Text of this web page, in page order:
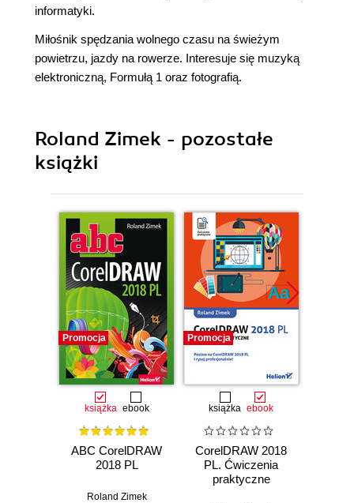
informatyki.
Miłośnik spędzania wolnego czasu na świeżym
powietrzu, jazdy na rowerze. Interesuje się muzyką
elektroniczną, Formułą 1 oraz fotografią.
Roland Zimek - pozostałe
książki
Promocja
książka ebook
ABC CorelDRAW
2018 PL
Roland Zimek
Promocja
książka ebook
CorelDRAW 2018
PL. Ćwiczenia
praktyczne